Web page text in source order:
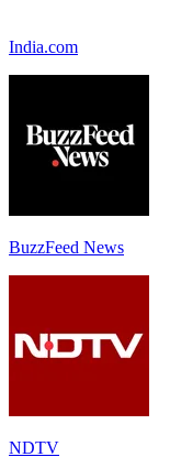
India.com
BuzzFeed News
NDTV